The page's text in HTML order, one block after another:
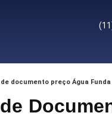
documento preço Água Funda